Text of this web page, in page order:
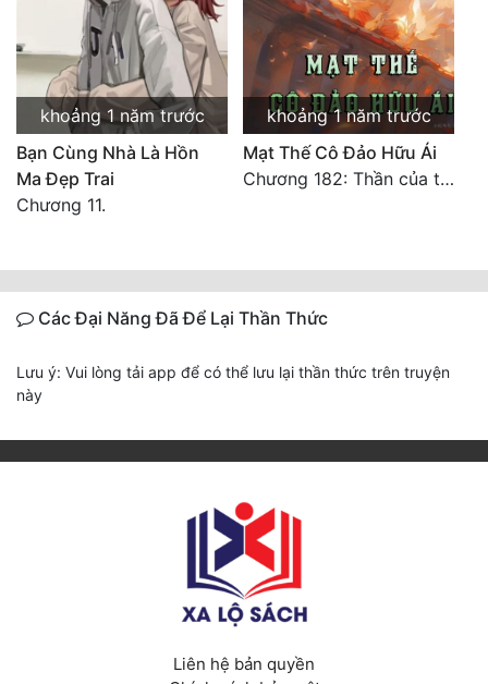
khoảng 1 năm trước
Bạn Cùng Nhà Là Hồn
Ma Đẹp Trai
Chương 11.
khoảng 1 năm trước
Mạt Thế Cô Đảo Hữu Ái
Chương 182: Thần của tương lai (hoàn)
Các Đại Năng Đã Để Lại Thần Thức
Lưu ý: Vui lòng tải app để có thể lưu lại thần thức trên truyện
này
Liên hệ bản quyền